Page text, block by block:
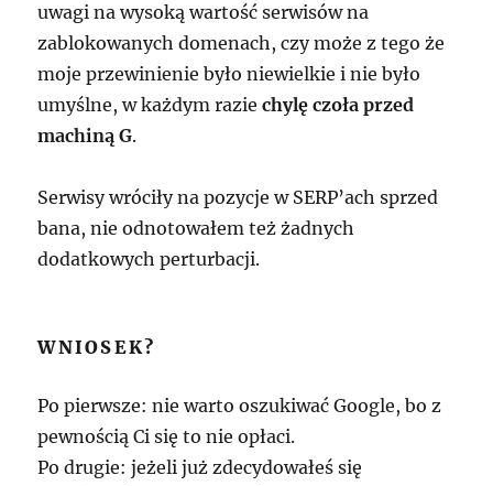
uwagi na wysoką wartość serwisów na
zablokowanych domenach, czy może z tego że
moje przewinienie było niewielkie i nie było
umyślne, w każdym raziechylę czoła przed
machiną G.
Serwisy wróciły na pozycje w SERP’ach sprzed
bana, nie odnotowałem też żadnych
dodatkowych perturbacji.
WNIOSEK?
Po pierwsze: nie warto oszukiwać Google, bo z
pewnością Ci się to nie opłaci.
Po drugie: jeżeli już zdecydowałeś się